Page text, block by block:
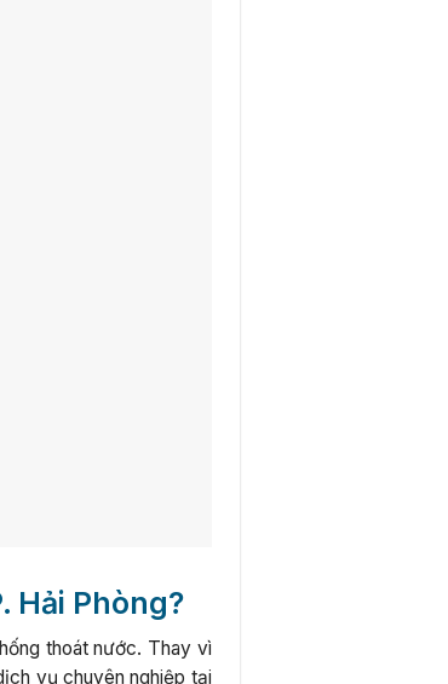
Hải Phòng?
thoát nước. Thay vì
vụ chuyên nghiệp tại